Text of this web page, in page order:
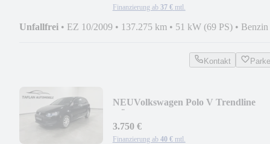
Finanzierung ab 37 € mtl.
Unfallfrei • EZ 10/2009 • 137.275 km • 51 kW (69 PS) • Benzin
Kontakt
NEUVolkswagen Polo V Trendline
3.750 €
Finanzierung ab 40 € mtl.